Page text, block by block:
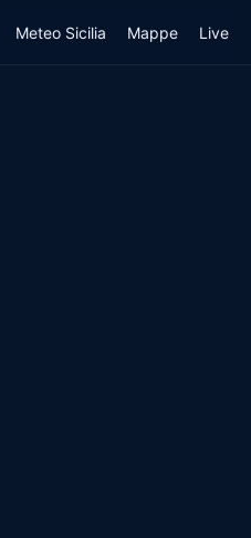
Meteo Sicilia Mappe Live